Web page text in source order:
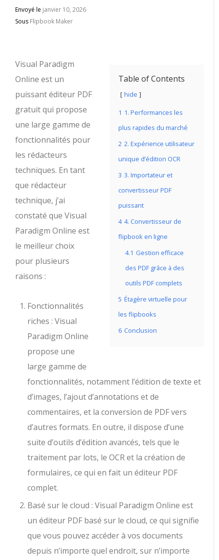
Envoyé le janvier 10, 2026
Sous Flipbook Maker
Table of Contents
hide
1 1. Performances les
plus rapides du marché
2 2. Expérience utilisateur
unique d’édition OCR
3 3. Importateur et
convertisseur PDF
puissant
4 4. Convertisseur de
flipbook en ligne
4.1 Gestion efficace
des PDF grâce à des
outils PDF complets
5 Étagère virtuelle pour
les flipbooks
6 Conclusion
Visual Paradigm
Online est un
puissant éditeur PDF
gratuit qui propose
une large gamme de
fonctionnalités pour
les rédacteurs
techniques. En tant
que rédacteur
technique, j’ai
constaté que Visual
Paradigm Online est
le meilleur choix
pour plusieurs
raisons :
Fonctionnalités
riches : Visual
Paradigm Online
propose une
large gamme de
fonctionnalités, notamment l’édition de texte et
d’images, l’ajout d’annotations et de
commentaires, et la conversion de PDF vers
d’autres formats. En outre, il dispose d’une
suite d’outils d’édition avancés, tels que le
traitement par lots, le OCR et la création de
formulaires, ce qui en fait un éditeur PDF
complet.
Basé sur le cloud : Visual Paradigm Online est
un éditeur PDF basé sur le cloud, ce qui signifie
que vous pouvez accéder à vos documents
depuis n’importe quel endroit, sur n’importe